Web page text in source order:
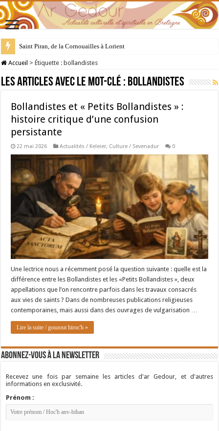
Saint Piran, de la Cornouailles à Lorient
Accueil > Étiquette :bollandistes
Les articles avec le mot-clé : bollandistes
Bollandistes et « Petits Bollandistes » :
histoire critique d’une confusion
persistante
22 mai 2026 Actualités / Keleier, Culture / Sevenadur 0
Une lectrice nous a récemment posé la question suivante : quelle est la
différence entre les Bollandistes et les «Petits Bollandistes », deux
appellations que l’on rencontre parfois dans les travaux consacrés
aux vies de saints ? Dans de nombreuses publications religieuses
contemporaines, mais aussi dans des ouvrages de vulgarisation …
Lire la suite / gouzout hiroc'h »
Abonnez-vous à la newsletter
Recevez une fois par semaine les articles d'ar Gedour, et d'autres
informations en exclusivité.
Prénom :